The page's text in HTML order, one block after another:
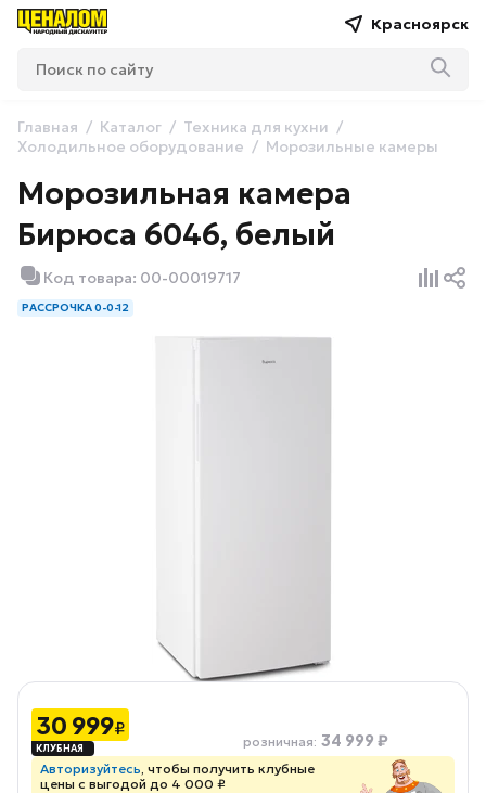
Красноярск
Главная Каталог
Техника для кухни
Холодильное оборудование
Морозильные камеры
Морозильная камера
Бирюса 6046, белый
Код товара: 00-00019717
РАССРОЧКА 0-0-12
30 999₽
розничная: 34 999 ₽
Авторизуйтесь, чтобы получить клубные
цены с выгодой до 4 000 ₽